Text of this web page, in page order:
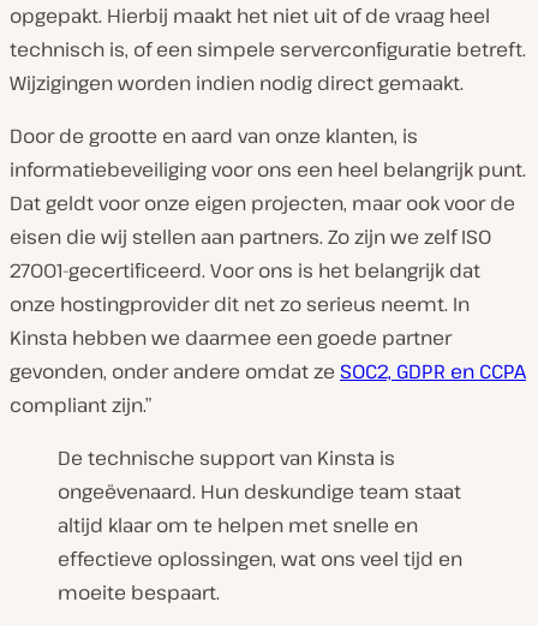
opgepakt. Hierbij maakt het niet uit of de vraag heel
technisch is, of een simpele serverconfiguratie betreft.
Wijzigingen worden indien nodig direct gemaakt.
Door de grootte en aard van onze klanten, is
informatiebeveiliging voor ons een heel belangrijk punt.
Dat geldt voor onze eigen projecten, maar ook voor de
eisen die wij stellen aan partners. Zo zijn we zelf ISO
27001-gecertificeerd. Voor ons is het belangrijk dat
onze hostingprovider dit net zo serieus neemt. In
Kinsta hebben we daarmee een goede partner
gevonden, onder andere omdat ze SOC2, GDPR en CCPA
compliant zijn.”
De technische support van Kinsta is
ongeëvenaard. Hun deskundige team staat
altijd klaar om te helpen met snelle en
effectieve oplossingen, wat ons veel tijd en
moeite bespaart.